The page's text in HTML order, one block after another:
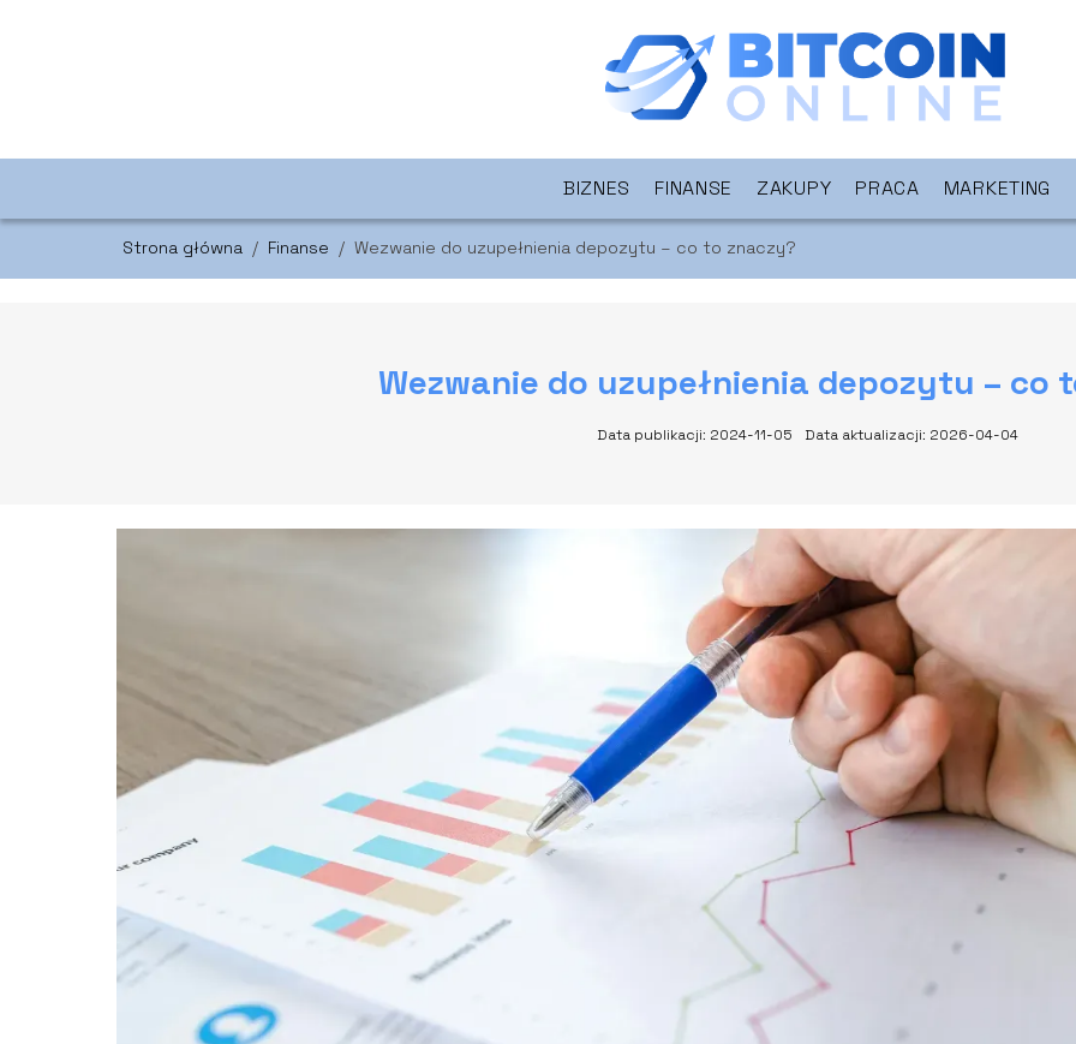
BIZNES FINANSE ZAKUPY PRACA MARKETING
Strona główna / Finanse / Wezwanie do uzupełnienia depozytu – co to znaczy?
Wezwanie do uzupełnienia depozytu – co
Data publikacji: 2024-11-05 Data aktualizacji: 2026-04-04